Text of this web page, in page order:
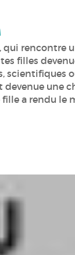
rencontre
filles
scientifiques
une
a rendu le